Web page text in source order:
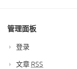
管理面板
登录
文章 RSS